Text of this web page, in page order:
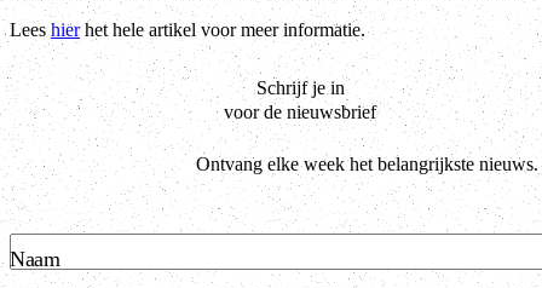
Leeshierhet hele artikel voor meer informatie.
Schrijf je in
voor de nieuwsbrief
Ontvang elke week het belangrijkste nieuws.
Naam